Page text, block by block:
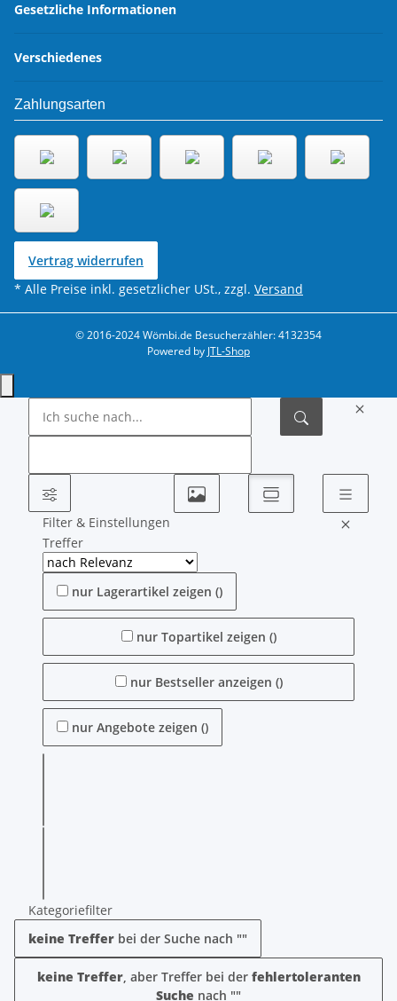
Gesetzliche Informationen
Verschiedenes
Zahlungsarten
Vertrag widerrufen
* Alle Preise inkl. gesetzlicher USt., zzgl. Versand
© 2016-2024 Wömbi.de Besucherzähler: 4132354
Powered by JTL-Shop
Filter & Einstellungen
Treffer
nur Lagerartikel zeigen ()
nur Topartikel zeigen ()
nur Bestseller anzeigen ()
nur Angebote zeigen ()
Kategoriefilter
keine Treffer bei der Suche nach ""
keine Treffer, aber Treffer bei der fehlertoleranten
Suche nach ""